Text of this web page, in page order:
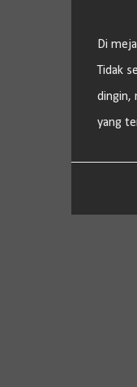
Di
Tidak
dingin,
yang